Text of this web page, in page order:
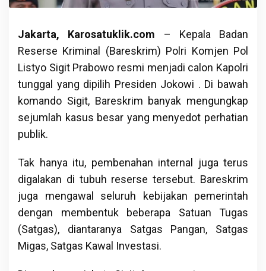
Jakarta, Karosatuklik.com – Kepala Badan
Reserse Kriminal (Bareskrim) Polri Komjen Pol
Listyo Sigit Prabowo resmi menjadi calon Kapolri
tunggal yang dipilih Presiden Jokowi . Di bawah
komando Sigit, Bareskrim banyak mengungkap
sejumlah kasus besar yang menyedot perhatian
publik.
Tak hanya itu, pembenahan internal juga terus
digalakan di tubuh reserse tersebut. Bareskrim
juga mengawal seluruh kebijakan pemerintah
dengan membentuk beberapa Satuan Tugas
(Satgas), diantaranya Satgas Pangan, Satgas
Migas, Satgas Kawal Investasi.